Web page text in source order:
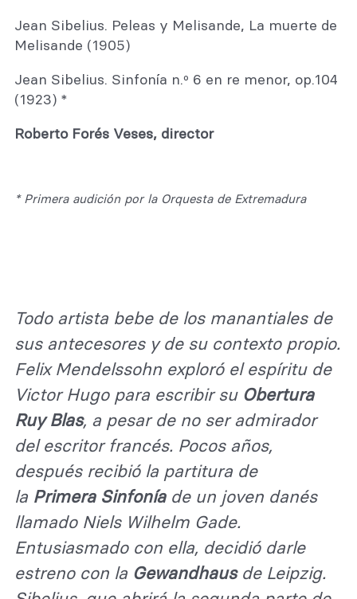
Jean Sibelius. Peleas y Melisande, La muerte de
Melisande (1905)
Jean Sibelius. Sinfonía n.º 6 en re menor, op.104
(1923) *
Roberto Forés Veses, director
* Primera audición por la Orquesta de Extremadura
Todo artista bebe de los manantiales de
sus antecesores y de su contexto propio.
Felix Mendelssohn exploró el espíritu de
Victor Hugo para escribir su Obertura
Ruy Blas, a pesar de no ser admirador
del escritor francés. Pocos años,
después recibió la partitura de
la Primera Sinfonía de un joven danés
llamado Niels Wilhelm Gade.
Entusiasmado con ella, decidió darle
estreno con la Gewandhausde Leipzig.